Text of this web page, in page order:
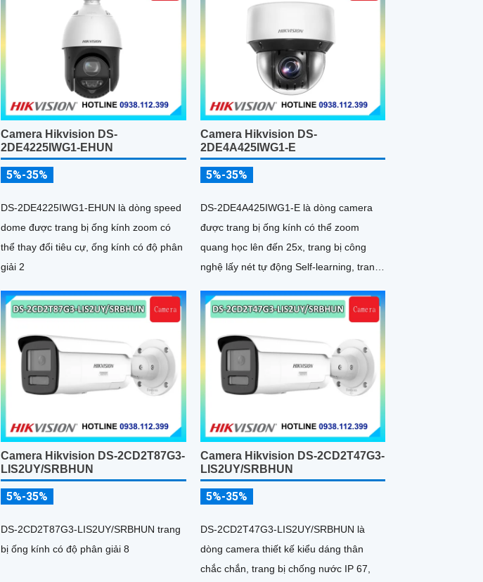
Camera Hikvision DS-
2DE4225IWG1-EHUN
5%-35%
DS-2DE4225IWG1-EHUN là dòng speed
dome được trang bị ống kính zoom có
thể thay đổi tiêu cự, ống kính có độ phân
giải 2
Camera Hikvision DS-
2DE4A425IWG1-E
5%-35%
DS-2DE4A425IWG1-E là dòng camera
được trang bị ống kính có thể zoom
quang học lên đến 25x, trang bị công
nghệ lấy nét tự động Self-learning, trang
hợp AcuSearch khi kết hợp chung với
đầu ghi hình, nhìn ban đêm bằng hồng
ngoại 50m
Camera Hikvision DS-2CD2T87G3-
LIS2UY/SRBHUN
5%-35%
DS-2CD2T87G3-LIS2UY/SRBHUN trang
bị ống kính có độ phân giải 8
Camera Hikvision DS-2CD2T47G3-
LIS2UY/SRBHUN
5%-35%
DS-2CD2T47G3-LIS2UY/SRBHUN là
dòng camera thiết kế kiểu dáng thân
chắc chắn, trang bị chống nước IP 67,